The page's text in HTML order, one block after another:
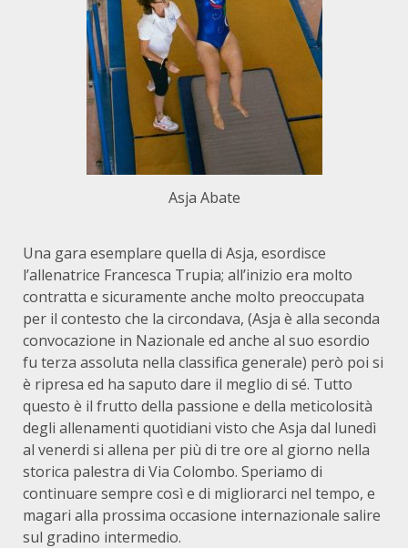
Asja Abate
Una gara esemplare quella di Asja, esordisce
l’allenatrice Francesca Trupia; all’inizio era molto
contratta e sicuramente anche molto preoccupata
per il contesto che la circondava, (Asja è alla seconda
convocazione in Nazionale ed anche al suo esordio
fu terza assoluta nella classifica generale) però poi si
è ripresa ed ha saputo dare il meglio di sé. Tutto
questo è il frutto della passione e della meticolosità
degli allenamenti quotidiani visto che Asja dal lunedì
al venerdi si allena per più di tre ore al giorno nella
storica palestra di Via Colombo. Speriamo di
continuare sempre così e di migliorarci nel tempo, e
magari alla prossima occasione internazionale salire
sul gradino intermedio.